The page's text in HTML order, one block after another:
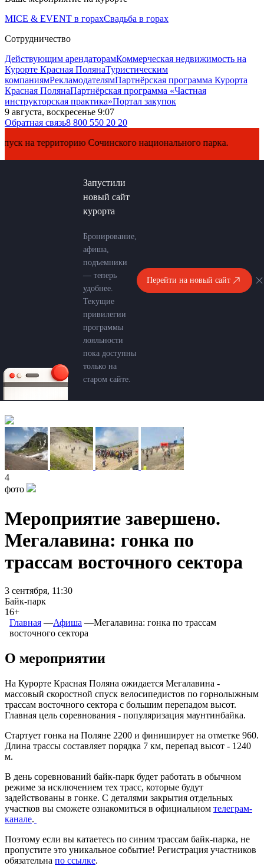
MICE & EVENT в горахСвадьба в горах
Сотрудничество
Действующим арендаторамКоммерческая недвижимость на
Курорте Красная ПолянаТуристическим
компаниямРекламодателямПартнёрская программа Курорта
Красная ПолянаПартнёрская программа «Частная
инструкторская практика»Портал закупок
9 августа, воскресенье 9:07
Обратная связь8 800 550 20 20
территорию Сочинского национального парка.
Запустили
новый сайт
курорта
Бронирование,
афиша,
подъемники
— теперь
удобнее.
Текущие
привилегии
программы
лояльности
пока доступны
только на
старом сайте.
Перейти на новый сайт
4
фото
Мероприятие завершено.
Мегалавина: гонка по
трассам восточного сектора
3 сентября, 11:30
Байк-парк
16+
Главная ―Афиша ―Мегалавина: гонка по трассам
восточного сектора
О мероприятии
На Курорте Красная Поляна ожидается Мегалавина -
массовый скоростной спуск велосипедистов по горнолыжным
трассам восточного сектора с большим перепадом высот.
Главная цель соревнования - популяризация маунтинбайка.
Стартует гонка на Поляне 2200 и финиширует на отметке 960.
Длина трассы составляет порядка 7 км, перепад высот - 1240
м.
В день соревнований байк-парк будет работать в обычном
режиме за исключением тех трасс, которые будут
задействованы в гонке. С деталями закрытия отдельных
участков вы сможете ознакомиться в официальном телеграм-
канале.
Поэтому если вы катаетесь по синим трассам байк-парка, не
пропустите это уникальное событие! Регистрация участников
обязательна по ссылке.